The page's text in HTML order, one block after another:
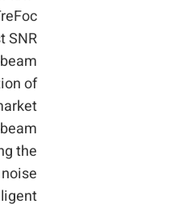
SNR
of
the